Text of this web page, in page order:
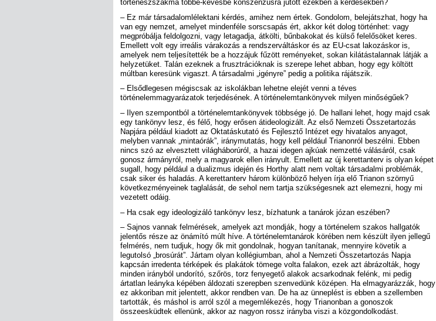
történészszakma többé-kevésbé konszenzusra jutott ezekben a kérdésekben?
– Ez már társadalomlélektani kérdés, amihez nem értek. Gondolom, belejátszhat, hogy ha
van egy nemzet, amelyet mindenféle sorscsapás ért, akkor két dolog történhet: vagy
megpróbálja feldolgozni, vagy letagadja, átkölti, bűnbakokat és külső felelősöket keres.
Emellett volt egy irreális várakozás a rendszerváltáskor és az EU-csat lakozáskor is,
amelyek nem teljesítették be a hozzájuk fűzött reményeket, sokan kilátástalannak látják a
helyzetüket. Talán ezeknek a frusztrációknak is szerepe lehet abban, hogy egy költött
múltban keresünk vigaszt. A társadalmi „igényre” pedig a politika rájátszik.
– Elsődlegesen mégiscsak az iskolákban lehetne elejét venni a téves
történelemmagyarázatok terjedésének. A történelemtankönyvek milyen minőségűek?
– Ilyen szempontból a történelemtankönyvek többsége jó. De hallani lehet, hogy majd csak
egy tankönyv lesz, és félő, hogy erősen átideologizált. Az első Nemzeti Összetartozás
Napjára például kiadott az Oktatáskutató és Fejlesztő Intézet egy hivatalos anyagot,
melyben vannak „mintaórák”, iránymutatás, hogy kell például Trianonról beszélni. Ebben
nincs szó az elvesztett világháborúról, a hazai idegen ajkúak nemzetté válásáról, csak
gonosz ármányról, mely a magyarok ellen irányult. Emellett az új kerettanterv is olyan képet
sugall, hogy például a dualizmus idején és Horthy alatt nem voltak társadalmi problémák,
csak siker és haladás. A kerettanterv három különböző helyen írja elő Trianon szörnyű
következményeinek taglalását, de sehol nem tartja szükségesnek azt elemezni, hogy mi
vezetett odáig.
– Ha csak egy ideologizáló tankönyv lesz, bízhatunk a tanárok józan eszében?
– Sajnos vannak felmérések, amelyek azt mondják, hogy a történelem szakos hallgatók
jelentős része az önámító múlt híve. A történelemtanárok körében nem készült ilyen jellegű
felmérés, nem tudjuk, hogy ők mit gondolnak, hogyan tanítanak, mennyire követik a
legutolsó „brosúrát”. Jártam olyan kollégiumban, ahol a Nemzeti Összetartozás Napja
kapcsán irredenta térképek és plakátok tömege volta falakon, ezek azt ábrázolták, hogy
minden irányból undorító, szőrös, torz fenyegető alakok acsarkodnak felénk, mi pedig
ártatlan leányka képében áldozati szerepben szenvedünk középen. Ha elmagyarázzák, hogy
ez akkoriban mit jelentett, akkor rendben van. De ha az ünneplést is ebben a szellemben
tartották, és máshol is arról szól a megemlékezés, hogy Trianonban a gonoszok
összeesküdtek ellenünk, akkor az nagyon rossz irányba viszi a közgondolkodást.